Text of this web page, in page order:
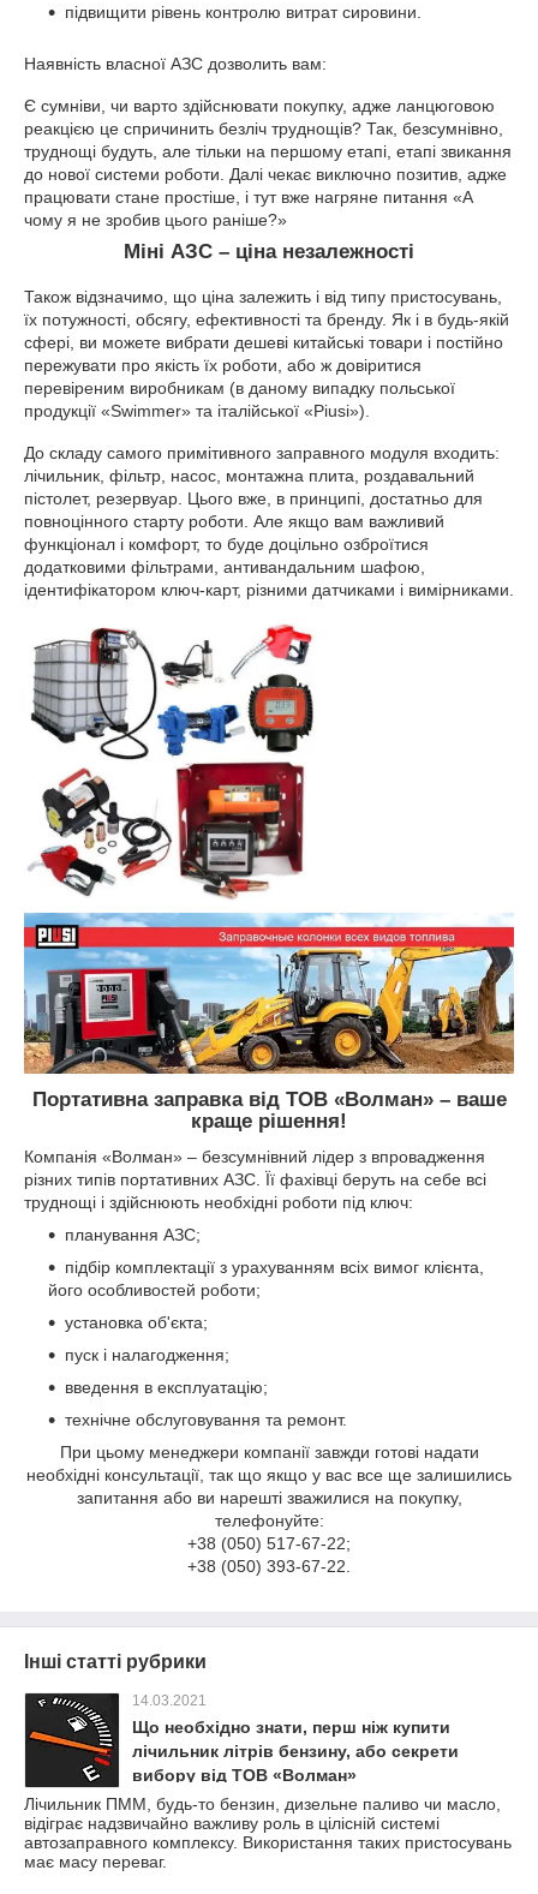
До складу самого примітивного заправного модуля входить:
лічильник, фільтр, насос, монтажна плита, роздавальний
пістолет, резервуар. Цього вже, в принципі, достатньо для
повноцінного старту роботи. Але якщо вам важливий
функціонал і комфорт, то буде доцільно озброїтися
додатковими фільтрами, антивандальним шафою,
ідентифікатором ключ-карт, різними датчиками і вимірниками.
Також відзначимо, що ціна залежить і від типу пристосувань,
їх потужності, обсягу, ефективності та бренду. Як і в будь-якій
сфері, ви можете вибрати дешеві китайські товари і постійно
пережувати про якість їх роботи, або ж довіритися
перевіреним виробникам (в даному випадку польської
продукції «Swimmer» та італійської «Piusi»).
Міні АЗС – ціна незалежності
Є сумніви, чи варто здійснювати покупку, адже ланцюговою
реакцією це спричинить безліч труднощів? Так, безсумнівно,
труднощі будуть, але тільки на першому етапі, етапі звикання
до нової системи роботи. Далі чекає виключно позитив, адже
працювати стане простіше, і тут вже нагряне питання «А
чому я не зробив цього раніше?»
Наявність власної АЗС дозволить вам:
підвищити рівень контролю витрат сировини.
Портативна заправка від ТОВ «Волман» – ваше
краще рішення!
Компанія «Волман» – безсумнівний лідер з впровадження
різних типів портативних АЗС. Її фахівці беруть на себе всі
труднощі і здійснюють необхідні роботи під ключ:
планування АЗС;
підбір комплектації з урахуванням всіх вимог клієнта,
його особливостей роботи;
установка об'єкта;
пуск і налагодження;
введення в експлуатацію;
технічне обслуговування та ремонт.
При цьому менеджери компанії завжди готові надати
необхідні консультації, так що якщо у вас все ще залишились
запитання або ви нарешті зважилися на покупку,
телефонуйте:
+38 (050) 517-67-22;
+38 (050) 393-67-22.
Інші статті рубрики
14.03.2021
Що необхідно знати, перш ніж купити
лічильник літрів бензину, або секрети
вибору від ТОВ «Волман»
Лічильник ПММ, будь-то бензин, дизельне паливо чи масло,
відіграє надзвичайно важливу роль в цілісній системі
автозаправного комплексу. Використання таких пристосувань
має масу переваг.